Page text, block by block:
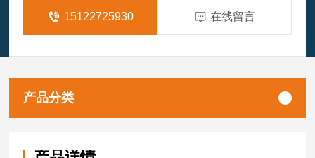
15122725930 在线留言
产品分类